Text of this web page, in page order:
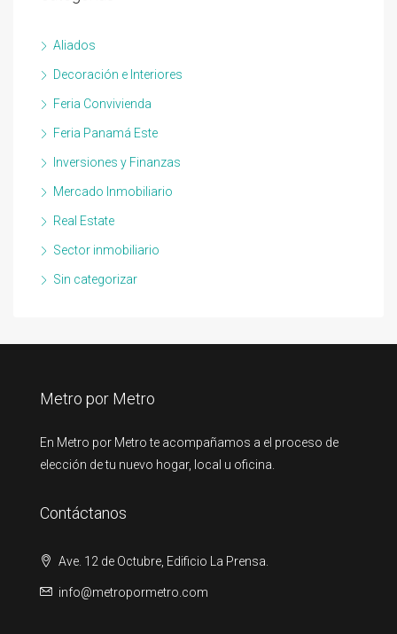
Aliados
Decoración e Interiores
Feria Convivienda
Feria Panamá Este
Inversiones y Finanzas
Mercado Inmobiliario
Real Estate
Sector inmobiliario
Sin categorizar
Metro por Metro
En Metro por Metro te acompañamos a el proceso de
elección de tu nuevo hogar, local u oficina.
Contáctanos
Ave. 12 de Octubre, Edificio La Prensa.
info@metropormetro.com